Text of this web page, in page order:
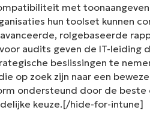
met
hun toolset kunnen
rolgebaseerde
audits geven de IT-leiding
beslissingen te
op zoek zijn naar een
ondersteund door de beste
keuze.[/hide-for-intune]